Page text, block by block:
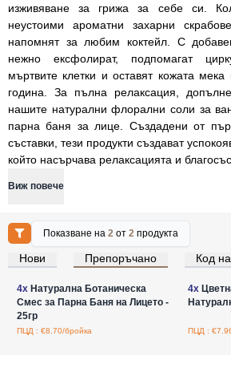
изживяване за грижа за себе си.
неустоими ароматни захарни
напомнят за любим коктейл. С
нежно ексфолират, подпомагат
мъртвите клетки и оставят кожата
година. За пълна релаксация,
нашите натурални флорални соли за
парна баня за лице. Създадени от
съставки, тези продукти създават
който насърчава релаксацията и
Виж повече
Показване на2 от2 продукта
Нови Препоръчано Код
Влезте за цени на едро
4xНатурална Ботаническа
Смес за Парна Баня на Лицето -
25гр
ПЦД : €8.70/бройка
4x
ПЦД :